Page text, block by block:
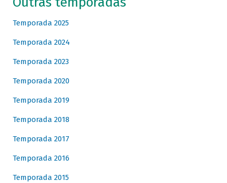
Temporada 2025
Temporada 2024
Temporada 2023
Temporada 2020
Temporada 2019
Temporada 2018
Temporada 2017
Temporada 2016
Temporada 2015